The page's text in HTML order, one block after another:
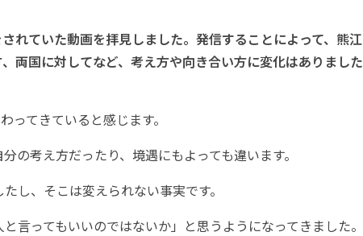
れていた動画を拝見しました。 発信することによって、熊江
両国に対してなど、考え方や向き合い方に変化はありました
ってきていると感じます。
の考え方だったり、境遇にもよっても違います。
し、そこは変えられない事実です。
言ってもいいのではないか」と思うようになってきました。